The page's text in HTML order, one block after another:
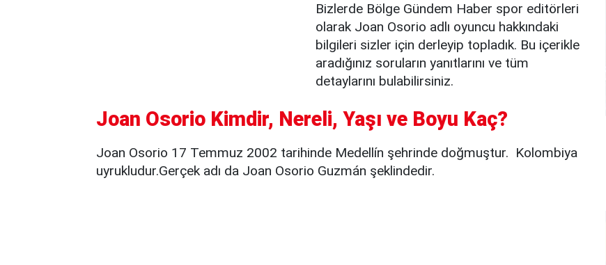
Bizlerde Bölge Gündem Haber spor editörleri
olarak Joan Osorio adlı oyuncu hakkındaki
bilgileri sizler için derleyip topladık. Bu içerikle
aradığınız soruların yanıtlarını ve tüm
detaylarını bulabilirsiniz.
Joan Osorio Kimdir, Nereli, Yaşı ve Boyu Kaç?
Joan Osorio 17 Temmuz 2002 tarihinde Medellín şehrinde doğmuştur. Kolombiya
uyrukludur.Gerçek adı da Joan Osorio Guzmán şeklindedir.